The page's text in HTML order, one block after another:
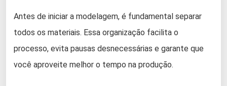
Antes de iniciar a modelagem, é fundamental separar
todos os materiais. Essa organização facilita o
processo, evita pausas desnecessárias e garante que
você aproveite melhor o tempo na produção.